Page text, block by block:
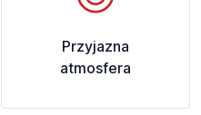
Przyjazna
atmosfera